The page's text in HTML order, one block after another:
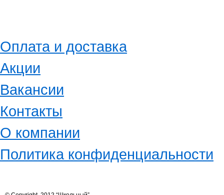
Оплата и доставка
Акции
Вакансии
Контакты
О компании
Политика конфиденциальности